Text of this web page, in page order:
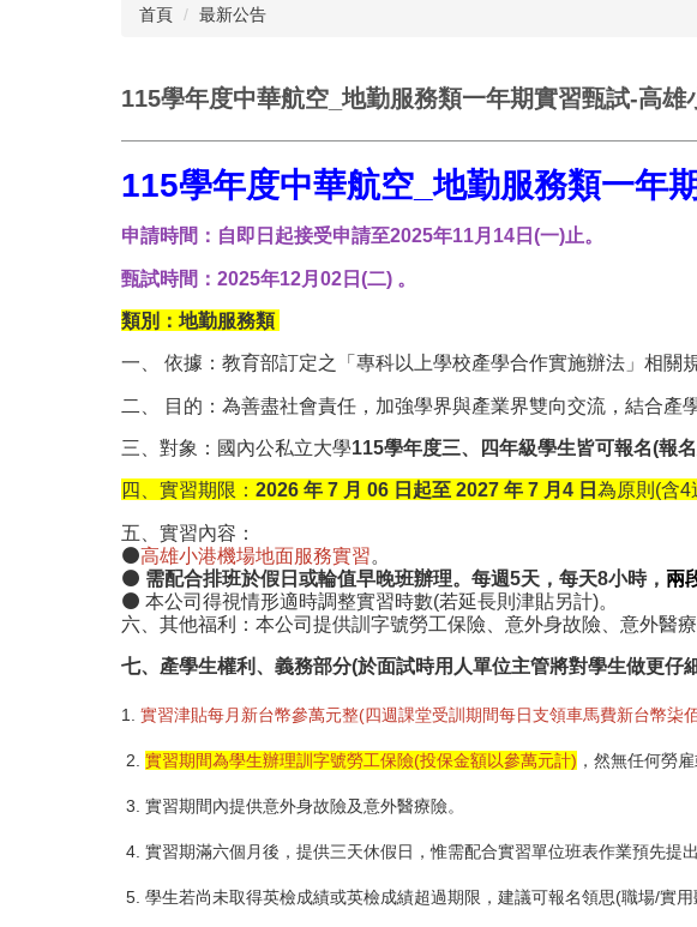
首頁 最新公告
115學年度中華航空_地勤服務類一年期實習甄試-高雄
115學年度中華航空_地勤服務類一年
申請時間：自即日起接受申請至2025年11月14日(一)止。
甄試時間：2025年12月02日(二) 。
類別： 地勤服務類
一、 依據：教育部訂定之「專科以上學校產學合作實施辦法」相關
二、 目的：為善盡社會責任，加強學界與產業界雙向交流，結合產
三、對象：國內公私立大學115學年度三、四年級學生皆可報名(報
四、實習期限： 2026 年 7 月 06 日起至 2027 年 7 月4 日 為原則(含4
五、實習內容：
⚫高雄小港機場地面服務實習。
⚫ 需配合排班於假日或輪值早晚班辦理。每週5天，每天8小時， 兩
⚫ 本公司得視情形適時調整實習時數(若延長則津貼另計)。
六、其他福利：本公司提供訓字號勞工保險、意外身故險、意外醫療
七、產學生權利、義務部分(於面試時用人單位主管將對學生做更仔
1. 實習津貼每月新台幣參萬元整(四週課堂受訓期間每日支領車馬費新台幣柒
2. 實習期間為學生辦理訓字號勞工保險(投保金額以參萬元計) ，然無任何勞
3. 實習期間內提供意外身故險及意外醫療險。
4. 實習期滿六個月後，提供三天休假日，惟需配合實習單位班表作業預先提出
5. 學生若尚未取得英檢成績或英檢成績超過期限，建議可報名領思(職場/實用